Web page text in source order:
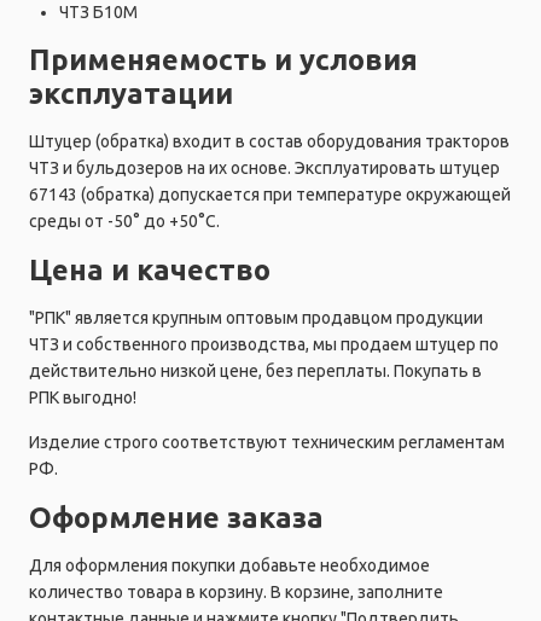
ЧТЗ Б10М
Применяемость и условия
эксплуатации
Штуцер (обратка) входит в состав оборудования тракторов
ЧТЗ и бульдозеров на их основе. Эксплуатировать штуцер
67143 (обратка) допускается при температуре окружающей
среды от -50° до +50°C.
Цена и качество
"РПК" является крупным оптовым продавцом продукции
ЧТЗ и собственного производства, мы продаем штуцер по
действительно низкой цене, без переплаты. Покупать в
РПК выгодно!
Изделие строго соответствуют техническим регламентам
РФ.
Оформление заказа
Для оформления покупки добавьте необходимое
количество товара в корзину. В корзине, заполните